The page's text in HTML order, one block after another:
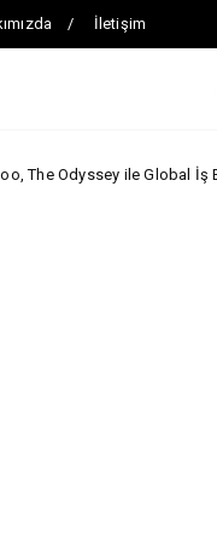
İletişim
Global İş Birliğini Duyurdu!